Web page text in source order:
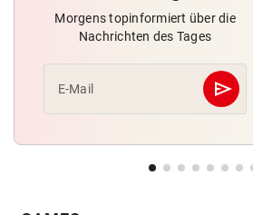
Morgens topinformiert über die
Nachrichten des Tages
E-Mail send